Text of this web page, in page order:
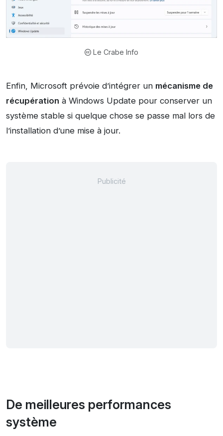
Le Crabe Info
Enfin, Microsoft prévoie d’intégrer un mécanisme de
récupération à Windows Update pour conserver un
système stable si quelque chose se passe mal lors de
l’installation d’une mise à jour.
De meilleures performances
système